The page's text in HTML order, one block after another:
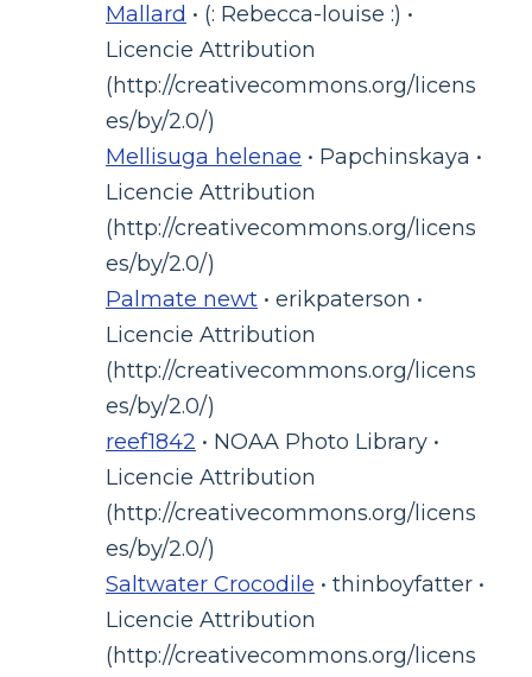
Mallard • (: Rebecca-louise :) •
Licencie Attribution
(http://creativecommons.org/licens
es/by/2.0/)
Mellisuga helenae • Papchinskaya •
Licencie Attribution
(http://creativecommons.org/licens
es/by/2.0/)
Palmate newt • erikpaterson •
Licencie Attribution
(http://creativecommons.org/licens
es/by/2.0/)
reef1842 • NOAA Photo Library •
Licencie Attribution
(http://creativecommons.org/licens
es/by/2.0/)
Saltwater Crocodile • thinboyfatter •
Licencie Attribution
(http://creativecommons.org/licens